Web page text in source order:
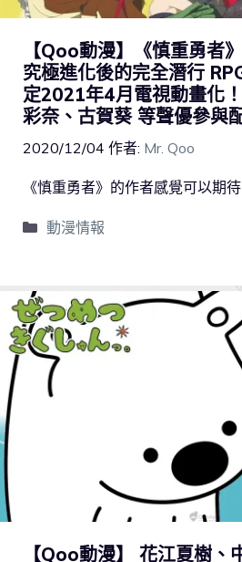
【Qoo動漫】《慎重勇者
究極進化後的完全潛行
定2021年4月電視動畫化
彩奈、古賀葵 等聲優參與
2020/12/04 作者: Mr. Qoo
《慎重勇者》的作者感覺可以期待
動漫情報
【Qoo動漫】 花江夏樹、